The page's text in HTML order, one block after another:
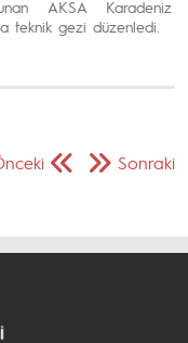
AKSA Karadeniz
teknik gezi düzenledi.
Sonraki